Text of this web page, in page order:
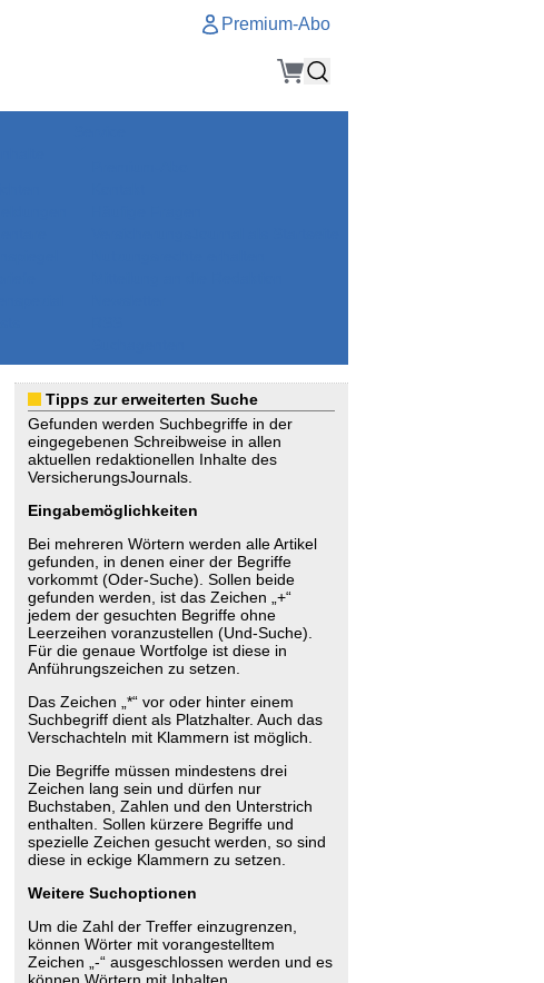
Premium-Abo
Tipps zur erweiterten Suche
Gefunden werden Suchbegriffe in der
eingegebenen Schreibweise in allen
aktuellen redaktionellen Inhalte des
VersicherungsJournals.
Eingabemöglichkeiten
Bei mehreren Wörtern werden alle Artikel
gefunden, in denen einer der Begriffe
vorkommt (Oder-Suche). Sollen beide
gefunden werden, ist das Zeichen „+“
jedem der gesuchten Begriffe ohne
Leerzeihen voranzustellen (Und-Suche).
Für die genaue Wortfolge ist diese in
Anführungszeichen zu setzen.
Das Zeichen „*“ vor oder hinter einem
Suchbegriff dient als Platzhalter. Auch das
Verschachteln mit Klammern ist möglich.
Die Begriffe müssen mindestens drei
Zeichen lang sein und dürfen nur
Buchstaben, Zahlen und den Unterstrich
enthalten. Sollen kürzere Begriffe und
spezielle Zeichen gesucht werden, so sind
diese in eckige Klammern zu setzen.
Weitere Suchoptionen
Um die Zahl der Treffer einzugrenzen,
können Wörter mit vorangestelltem
Zeichen „-“ ausgeschlossen werden und es